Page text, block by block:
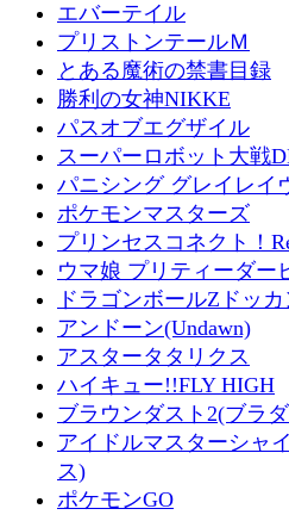
エバーテイル
プリストンテールＭ
とある魔術の禁書目録
勝利の女神NIKKE
パスオブエグザイル
スーパーロボット大戦
パニシング グレイレイ
ポケモンマスターズ
プリンセスコネクト！
ウマ娘 プリティーダー
ドラゴンボールZドッ
アンドーン(Undawn)
アスタータタリクス
ハイキュー!!FLY HIGH
ブラウンダスト2(ブラ
アイドルマスターシャ
ス)
ポケモンGO